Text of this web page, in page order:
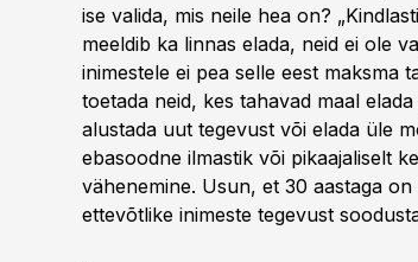
ise valida, mis neile hea on?
meeldib ka linnas elada, neid ei ole
inimestele ei pea selle eest maksma
toetada neid, kes tahavad maal
alustada uut tegevust või elada üle
ebasoodne ilmastik või pikaajaliselt
vähenemine. Usun, et 30 aastaga
ettevõtlike inimeste tegevust